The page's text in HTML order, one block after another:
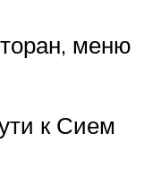
меню
к Сием